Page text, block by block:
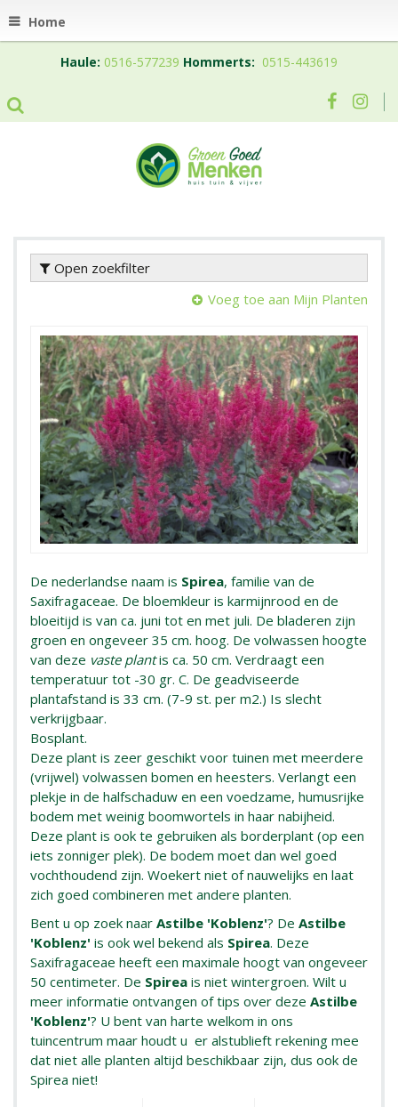
Home
Haule: 0516-577239 Hommerts: 0515-443619
Open zoekfilter
Voeg toe aan Mijn Planten
De nederlandse naam is Spirea, familie van de
Saxifragaceae. De bloemkleur is karmijnrood en de
bloeitijd is van ca. juni tot en met juli. De bladeren zijn
groen en ongeveer 35 cm. hoog. De volwassen hoogte
van deze vaste plantis ca. 50 cm. Verdraagt een
temperatuur tot -30 gr. C. De geadviseerde
plantafstand is 33 cm. (7-9 st. per m2.) Is slecht
verkrijgbaar.
Bosplant.
Deze plant is zeer geschikt voor tuinen met meerdere
(vrijwel) volwassen bomen en heesters. Verlangt een
plekje in de halfschaduw en een voedzame, humusrijke
bodem met weinig boomwortels in haar nabijheid.
Deze plant is ook te gebruiken als borderplant (op een
iets zonniger plek). De bodem moet dan wel goed
vochthoudend zijn. Woekert niet of nauwelijks en laat
zich goed combineren met andere planten.
Bent u op zoek naar Astilbe 'Koblenz'? De Astilbe
'Koblenz' is ook wel bekend als Spirea. Deze
Saxifragaceae heeft een maximale hoogt van ongeveer
50 centimeter. De Spirea is niet wintergroen. Wilt u
meer informatie ontvangen of tips over deze Astilbe
'Koblenz'? U bent van harte welkom in ons
tuincentrum maar houdt u er alstublieft rekening mee
dat niet alle planten altijd beschikbaar zijn, dus ook de
Spirea niet!